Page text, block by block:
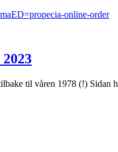
online-order
til våren 1978 (!)